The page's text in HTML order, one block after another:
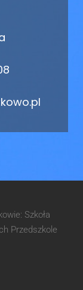
Szkoła
Przedszkole